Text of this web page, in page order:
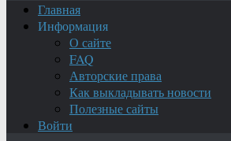
Главная
Информация
О сайте
FAQ
Авторские права
Как выкладывать новости
Полезные сайты
Войти